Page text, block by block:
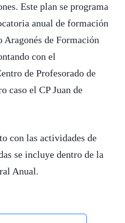
Este plan se programa
anual de formación
de Formación
con el
de Profesorado de
caso el CP Juan de
con las actividades de
se incluye dentro de la
Anual.